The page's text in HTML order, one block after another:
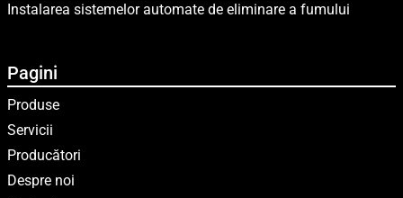
Instalarea sistemelor automate de eliminare a fumului
Pagini
Produse
Servicii
Producători
Despre noi